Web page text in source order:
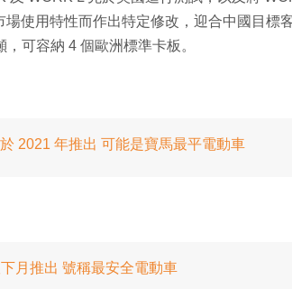
使用特性而作出特定修改，迎合中國目標
可容納 4 個歐洲標準卡板。
2021 年推出 可能是寶馬最平電動車
月推出 號稱最安全電動車